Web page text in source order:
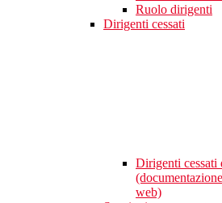
Ruolo dirigenti
Dirigenti cessati
Dirigenti cessati
web)